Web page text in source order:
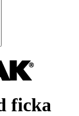
ficka